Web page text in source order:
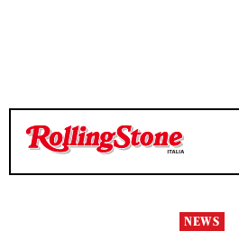
TEMPO DI LETTURA 7 MINUTI
TEMPO DI LETTURA 7 MINUTI
NEWS